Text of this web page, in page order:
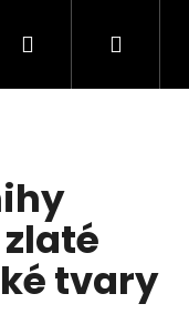
Kontakty
Hledat
zlaté
tvary